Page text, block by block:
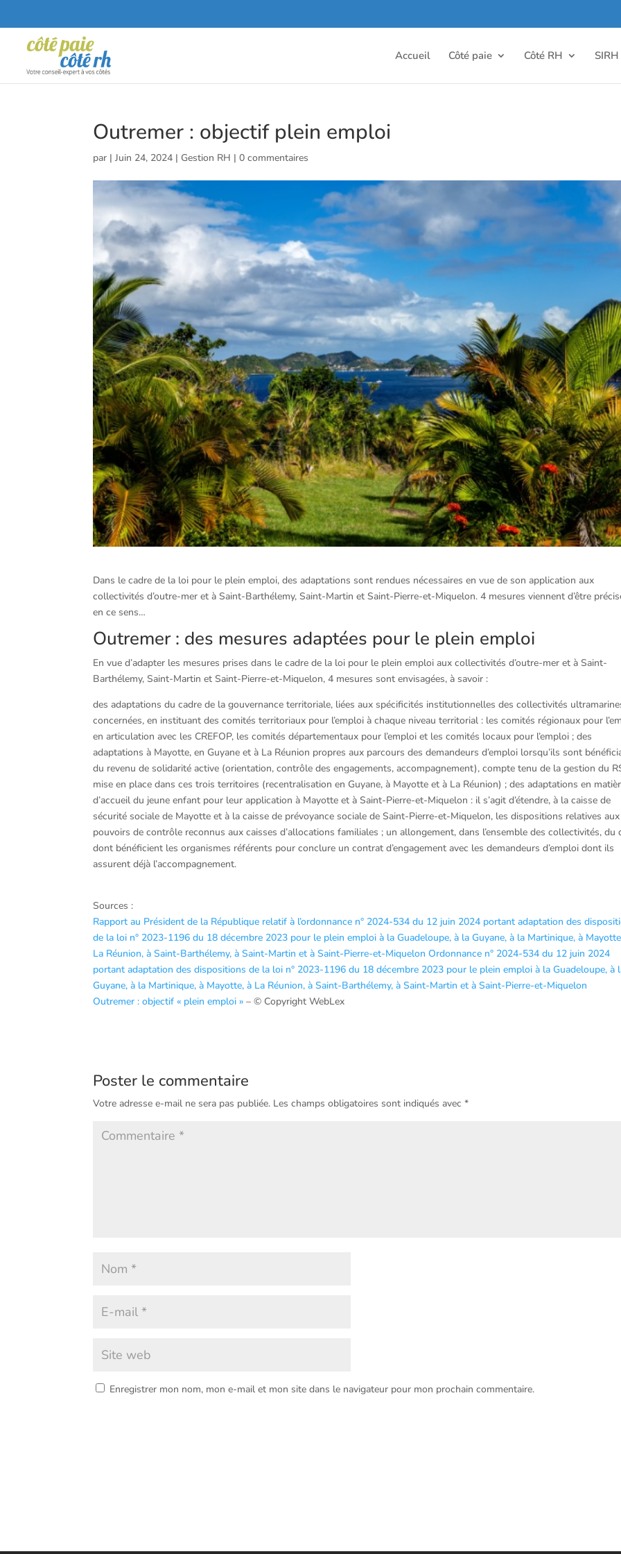
Accueil Côté paie Côté RH SIRH
Outremer : objectif plein emploi
par |Juin 24, 2024 | Gestion RH |0 commentaires
Dans le cadre de la loi pour le plein emploi, des adaptations sont rendues nécessaires en vue de son application aux
collectivités d’outre-mer et à Saint-Barthélemy, Saint-Martin et Saint-Pierre-et-Miquelon. 4 mesures viennent d’être
en ce sens…
Outremer : des mesures adaptées pour le plein emploi
En vue d’adapter les mesures prises dans le cadre de la loi pour le plein emploi aux collectivités d’outre-mer et à Saint-
Barthélemy, Saint-Martin et Saint-Pierre-et-Miquelon, 4 mesures sont envisagées, à savoir :
des adaptations du cadre de la gouvernance territoriale, liées aux spécificités institutionnelles des collectivités
concernées, en instituant des comités territoriaux pour l’emploi à chaque niveau territorial : les comités régionaux pour
en articulation avec les CREFOP, les comités départementaux pour l’emploi et les comités locaux pour l’emploi ; des
adaptations à Mayotte, en Guyane et à La Réunion propres aux parcours des demandeurs d’emploi lorsqu’ils sont
du revenu de solidarité active (orientation, contrôle des engagements, accompagnement), compte tenu de la gestion du
mise en place dans ces trois territoires (recentralisation en Guyane, à Mayotte et à La Réunion) ; des adaptations en
d’accueil du jeune enfant pour leur application à Mayotte et à Saint-Pierre-et-Miquelon : il s’agit d’étendre, à la caisse de
sécurité sociale de Mayotte et à la caisse de prévoyance sociale de Saint-Pierre-et-Miquelon, les dispositions relatives aux
pouvoirs de contrôle reconnus aux caisses d’allocations familiales ; un allongement, dans l’ensemble des collectivités, du
dont bénéficient les organismes référents pour conclure un contrat d’engagement avec les demandeurs d’emploi dont ils
assurent déjà l’accompagnement.
Sources :
Rapport au Président de la République relatif à l’ordonnance n° 2024-534 du 12 juin 2024 portant adaptation des
de la loi n° 2023-1196 du 18 décembre 2023 pour le plein emploi à la Guadeloupe, à la Guyane, à la Martinique, à
La Réunion, à Saint-Barthélemy, à Saint-Martin et à Saint-Pierre-et-Miquelon Ordonnance n° 2024-534 du 12 juin 2024
portant adaptation des dispositions de la loi n° 2023-1196 du 18 décembre 2023 pour le plein emploi à la Guadeloupe, à
Guyane, à la Martinique, à Mayotte, à La Réunion, à Saint-Barthélemy, à Saint-Martin et à Saint-Pierre-et-Miquelon
Outremer : objectif « plein emploi » – © Copyright WebLex
Poster le commentaire
Votre adresse e-mail ne sera pas publiée. Les champs obligatoires sont indiqués avec*
Enregistrer mon nom, mon e-mail et mon site dans le navigateur pour mon prochain commentaire.